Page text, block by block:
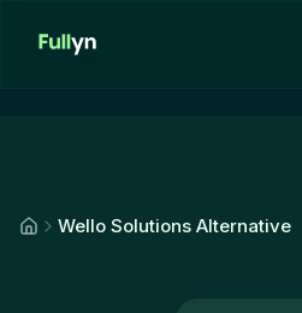
Wello Solutions Alternative